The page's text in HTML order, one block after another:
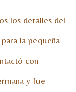
los detalles del
la pequeña
con
y fue